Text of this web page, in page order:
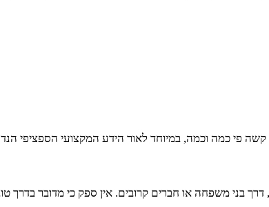
כמה וכמה, במיוחד לאור הידע המקצועי הספציפי
בני משפחה או חברים קרובים. אין ספק כי מדובר בדרך